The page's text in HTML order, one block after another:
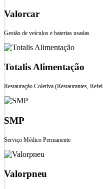
Valorcar
Gestão de veículos e baterias usadas
Totalis Alimentação
Restauração Coletiva (Restaurantes,
SMP
Serviço Médico Permanente
Valorpneu